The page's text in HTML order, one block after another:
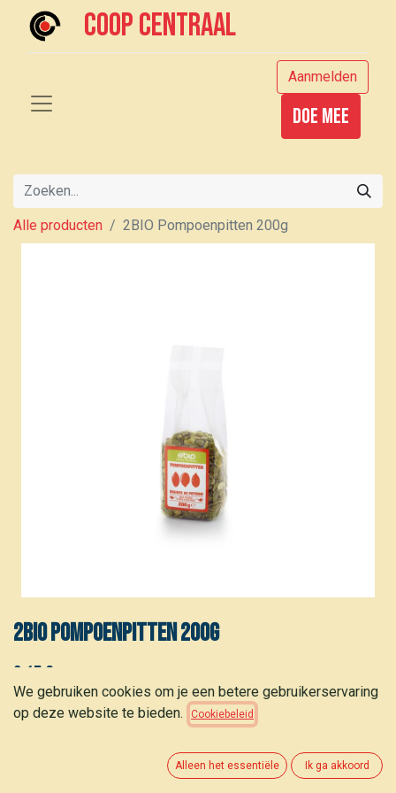
Coop centraal
Aanmelden
Doe mee
Alle producten 2BIO Pompoenpitten 200g
2BIO Pompoenpitten 200g
2,15 €
TOEVOEGEN AAN WINKELMANDJE
We gebruiken cookies om je een betere gebruikerservaring
op deze website te bieden.
Cookiebeleid
Alleen het essentiële Ik ga akkoord